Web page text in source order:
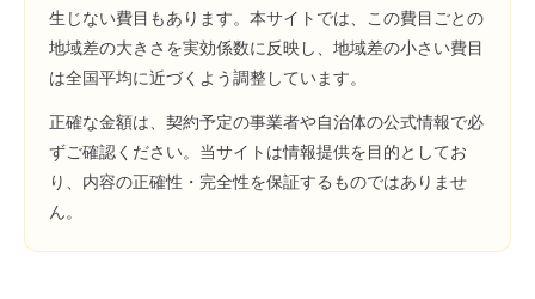
生じない費目もあります。本サイトでは、この費目ごとの
地域差の大きさを実効係数に反映し、地域差の小さい費目
は全国平均に近づくよう調整しています。
正確な金額は、契約予定の事業者や自治体の公式情報で必
ずご確認ください。当サイトは情報提供を目的としてお
り、内容の正確性・完全性を保証するものではありませ
ん。